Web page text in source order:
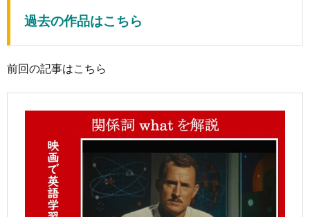
過去の作品はこちら
前回の記事はこちら